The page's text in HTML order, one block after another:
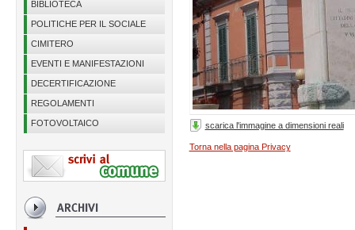
BIBLIOTECA
POLITICHE PER IL SOCIALE
CIMITERO
EVENTI E MANIFESTAZIONI
DECERTIFICAZIONE
REGOLAMENTI
FOTOVOLTAICO scarica l'immagine a dimensioni reali
Torna nella pagina Privacy